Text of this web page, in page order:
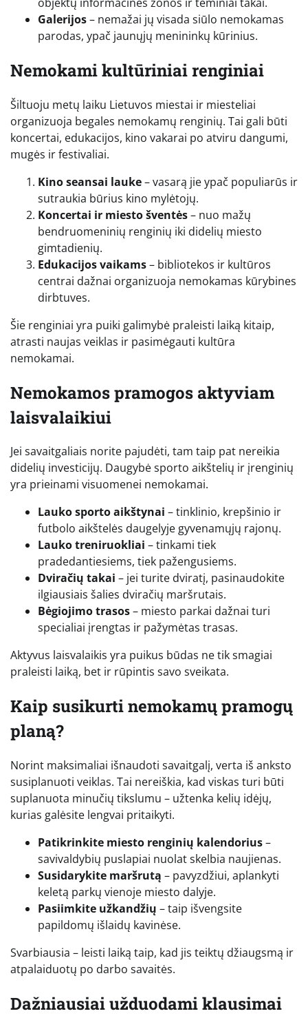
Galerijos– nemažai jų visada siūlo nemokamas
parodas, ypač jaunųjų menininkų kūrinius.
Nemokami kultūriniai renginiai
Šiltuoju metų laiku Lietuvos miestai ir miesteliai
organizuoja begales nemokamų renginių. Tai gali būti
koncertai, edukacijos, kino vakarai po atviru dangumi,
mugės ir festivaliai.
Kino seansai lauke– vasarą jie ypač populiarūs ir
sutraukia būrius kino mylėtojų.
Koncertai ir miesto šventės– nuo mažų
bendruomeninių renginių iki didelių miesto
gimtadienių.
Edukacijos vaikams– bibliotekos ir kultūros
centrai dažnai organizuoja nemokamas kūrybines
dirbtuves.
Šie renginiai yra puiki galimybė praleisti laiką kitaip,
atrasti naujas veiklas ir pasimėgauti kultūra
nemokamai.
Nemokamos pramogos aktyviam
laisvalaikiui
Jei savaitgaliais norite pajudėti, tam taip pat nereikia
didelių investicijų. Daugybė sporto aikštelių ir įrenginių
yra prieinami visuomenei nemokamai.
Lauko sporto aikštynai – tinklinio, krepšinio ir
futbolo aikštelės daugelyje gyvenamųjų rajonų.
Lauko treniruokliai – tinkami tiek
pradedantiesiems, tiek pažengusiems.
Dviračių takai – jei turite dviratį, pasinaudokite
ilgiausiais šalies dviračių maršrutais.
Bėgiojimo trasos– miesto parkai dažnai turi
specialiai įrengtas ir pažymėtas trasas.
Aktyvus laisvalaikis yra puikus būdas ne tik smagiai
praleisti laiką, bet ir rūpintis savo sveikata.
Kaip susikurti nemokamų pramogų
planą?
Norint maksimaliai išnaudoti savaitgalį, verta iš anksto
susiplanuoti veiklas. Tai nereiškia, kad viskas turi būti
suplanuota minučių tikslumu – užtenka kelių idėjų,
kurias galėsite lengvai pritaikyti.
Patikrinkite miesto renginių kalendorius–
savivaldybių puslapiai nuolat skelbia naujienas.
Susidarykite maršrutą – pavyzdžiui, aplankyti
keletą parkų vienoje miesto dalyje.
Pasiimkite užkandžių – taip išvengsite
papildomų išlaidų kavinėse.
Svarbiausia – leisti laiką taip, kad jis teiktų džiaugsmą ir
atpalaiduotų po darbo savaitės.
Dažniausiai užduodami klausimai